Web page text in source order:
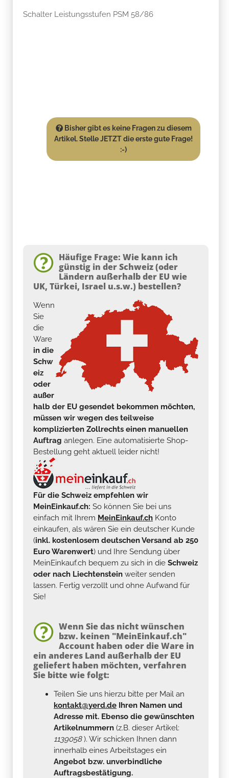
Schalter Leistungsstufen PSM 58/86
Bisher gibt es keine Fragen zu diesem
Artikel. Stelle JETZT die erste gute Frage!
:-)
Häufige Frage: Wie kann ich
günstig in der Schweiz (oder
Ländern außerhalb der EU wie
UK, Türkei, Israel u.s.w.) bestellen?
Wenn
Sie
die
Ware
in die
Schw
eiz
oder
außer
halb der EU gesendet bekommen möchten,
müssen wir wegen des teilweise
komplizierten Zollrechts einen manuellen
Auftrag anlegen. Eine automatisierte Shop-
Bestellung geht aktuell leider nicht!
Für die Schweiz empfehlen wir
MeinEinkauf.ch: So können Sie bei uns
einfach mit Ihrem MeinEinkauf.ch Konto
einkaufen, als wären Sie ein deutscher Kunde
(inkl. kostenlosem deutschen Versand ab 250
Euro Warenwert) und Ihre Sendung über
MeinEinkauf.ch bequem zu sich in die Schweiz
oder nach Liechtenstein weiter senden
lassen. Fertig verzollt und ohne Aufwand für
Sie!
Wenn Sie das nicht wünschen
bzw. keinen "MeinEinkauf.ch"
Account haben oder die Ware in
ein anderes Land außerhalb der EU
geliefert haben möchten, verfahren
Sie bitte wie folgt:
Teilen Sie uns hierzu bitte per Mail an
kontakt@yerd.de Ihren Namen und
Adresse mit. Ebenso die gewünschten
Artikelnummern (z.B. dieser Artikel:
1139058). Wir schicken Ihnen dann
innerhalb eines Arbeitstages ein
Angebot bzw. unverbindliche
Auftragsbestätigung.